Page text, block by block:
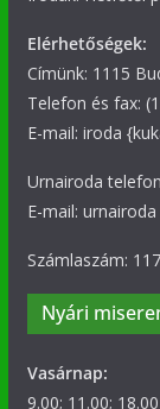
Elérhetőségek:
Címünk: 1115
Telefon és fax:
E-mail: iroda
Urnairoda
E-mail:
Számlaszám:
Nyári
Vasárnap:
9.00; 11.00; 18.00